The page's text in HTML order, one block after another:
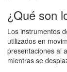
¿Qué son
Los instrumentos
utilizados en
presentaciones al
mientras se